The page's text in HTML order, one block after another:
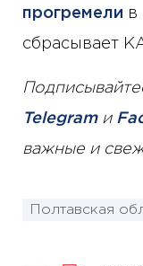
прогремели в
сбрасывает
Telegramи
важные и
Полтавская